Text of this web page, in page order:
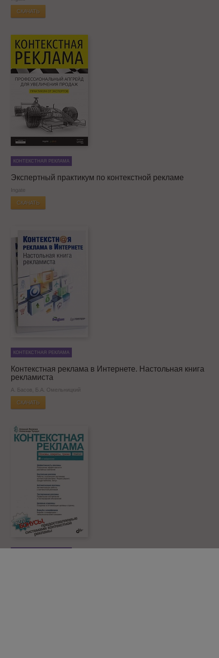
СКАЧАТЬ
КОНТЕКСТНАЯ РЕКЛАМА
Экспертный практикум по контекстной рекламе
Ingate
СКАЧАТЬ
КОНТЕКСТНАЯ РЕКЛАМА
Контекстная реклама в Интернете. Настольная книга
рекламиста
А. Басов, Б.А. Омельницкий
СКАЧАТЬ